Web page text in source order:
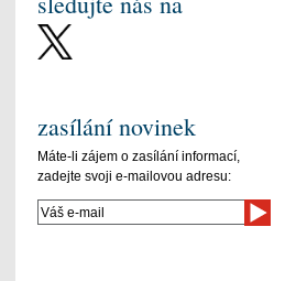
zasílání novinek
Máte-li zájem o zasílání informací,
zadejte svoji e-mailovou adresu: